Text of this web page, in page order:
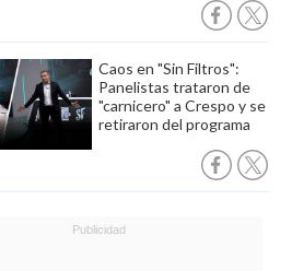
Caos en "Sin Filtros":
Panelistas trataron de
"carnicero" a Crespo y se
retiraron del programa